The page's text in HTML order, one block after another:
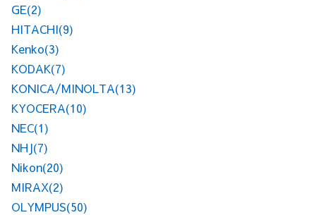
GE(2)
HITACHI(9)
Kenko(3)
KODAK(7)
KONICA/MINOLTA(13)
KYOCERA(10)
NEC(1)
NHJ(7)
Nikon(20)
MIRAX(2)
OLYMPUS(50)